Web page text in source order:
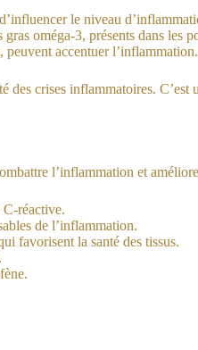
le niveau
oméga-3, présents dans les
peuvent accentuer l’inflammation.
des crises inflammatoires. C’est
l’inflammation et
C-réactive.
de l’inflammation.
favorisent la santé des tissus.